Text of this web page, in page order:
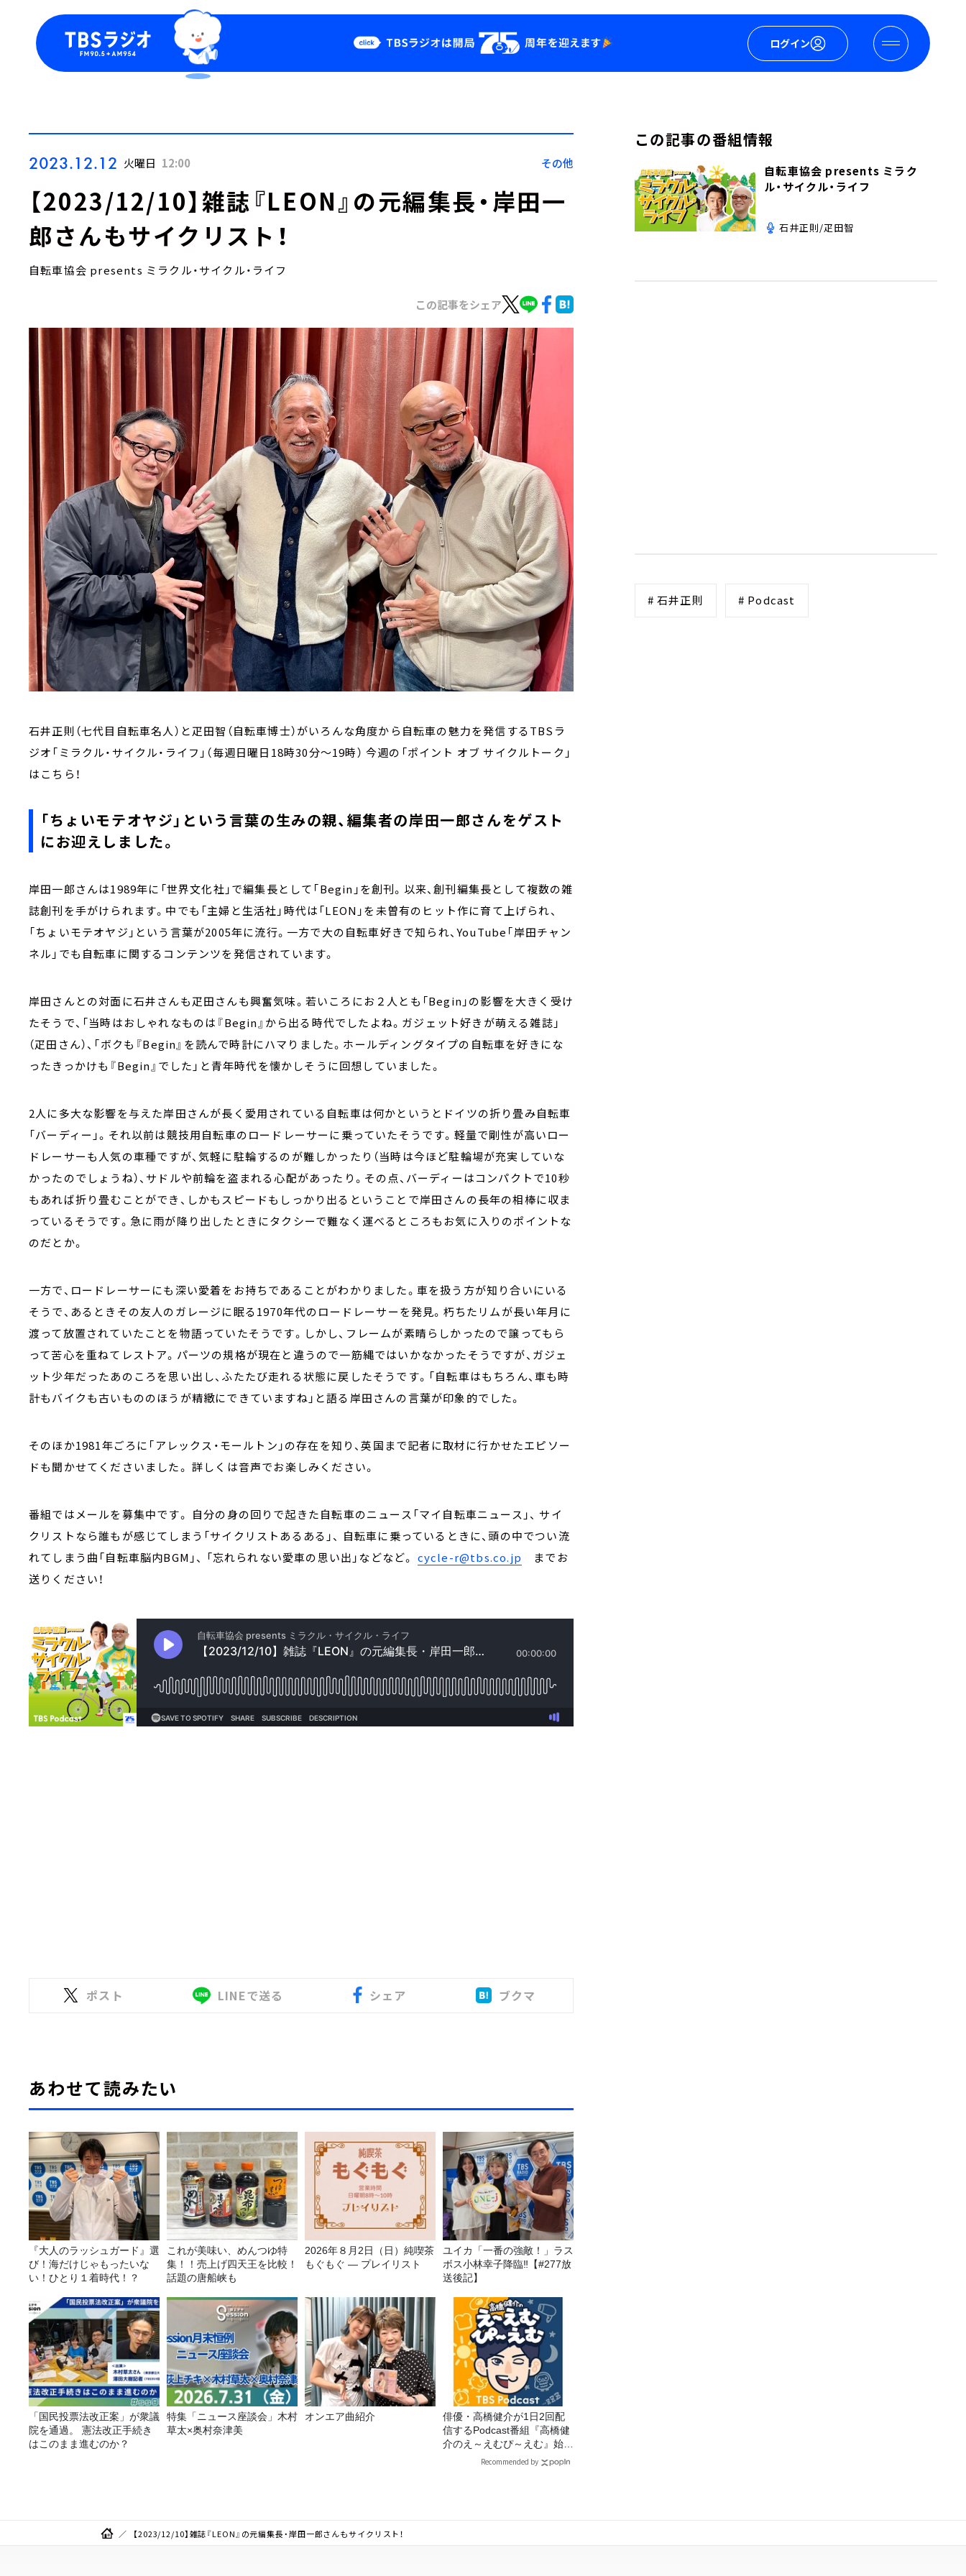
ログイン
Podcast
YouTube
2023.12.12 火曜日 12:00 その他
【2023/12/10】雑誌『LEON』の元編集長・岸田一
郎さんもサイクリスト！
自転車協会 presents ミラクル・サイクル・ライフ
この記事をシェア
石井正則（七代目自転車名人）と疋田智（自転車博士）がいろんな角度から自転車の魅力を発信するTBSラ
ジオ「ミラクル・サイクル・ライフ」（毎週日曜日18時30分～19時） 今週の「ポイント オブ サイクルトーク」
はこちら！
「ちょいモテオヤジ」という言葉の生みの親、編集者の岸田一郎さんをゲスト
にお迎えしました。
岸田一郎さんは1989年に「世界文化社」で編集長として「Begin」を創刊。以来、創刊編集長として複数の雑
誌創刊を手がけられます。中でも「主婦と生活社」時代は「LEON」を未曽有のヒット作に育て上げられ、
「ちょいモテオヤジ」という言葉が2005年に流行。一方で大の自転車好きで知られ、YouTube「岸田チャン
ネル」でも自転車に関するコンテンツを発信されています。
岸田さんとの対面に石井さんも疋田さんも興奮気味。若いころにお２人とも「Begin」の影響を大きく受け
たそうで、「当時はおしゃれなものは『Begin』から出る時代でしたよね。ガジェット好きが萌える雑誌」
（疋田さん）、「ボクも『Begin』を読んで時計にハマりました。ホールディングタイプの自転車を好きにな
ったきっかけも『Begin』でした」と青年時代を懐かしそうに回想していました。
2人に多大な影響を与えた岸田さんが長く愛用されている自転車は何かというとドイツの折り畳み自転車
「バーディー」。それ以前は競技用自転車のロードレーサーに乗っていたそうです。軽量で剛性が高いロー
ドレーサーも人気の車種ですが、気軽に駐輪するのが難しかったり（当時は今ほど駐輪場が充実していな
かったのでしょうね）、サドルや前輪を盗まれる心配があったり。その点、バーディーはコンパクトで10秒
もあれば折り畳むことができ、しかもスピードもしっかり出るということで岸田さんの長年の相棒に収ま
っているそうです。急に雨が降り出したときにタクシーで難なく運べるところもお気に入りのポイントな
のだとか。
一方で、ロードレーサーにも深い愛着をお持ちであることがわかりました。車を扱う方が知り合いにいる
そうで、あるときその友人のガレージに眠る1970年代のロードレーサーを発見。朽ちたリムが長い年月に
渡って放置されていたことを物語っていたそうです。しかし、フレームが素晴らしかったので譲ってもら
って苦心を重ねてレストア。パーツの規格が現在と違うので一筋縄ではいかなかったそうですが、ガジェ
ット少年だったあのころを思い出し、ふたたび走れる状態に戻したそうです。「自転車はもちろん、車も時
計もバイクも古いもののほうが精緻にできていますね」と語る岸田さんの言葉が印象的でした。
そのほか1981年ごろに「アレックス・モールトン」の存在を知り、英国まで記者に取材に行かせたエピソー
ドも聞かせてくださいました。 詳しくは音声でお楽しみください。
番組ではメールを募集中です。 自分の身の回りで起きた自転車のニュース「マイ自転車ニュース」、 サイ
クリストなら誰もが感じてしまう「サイクリストあるある」、 自転車に乗っているときに、頭の中でつい流
れてしまう曲「自転車脳内BGM」、 「忘れられない愛車の思い出」などなど。 cycle-r@tbs.co.jp までお
送りください！
ポスト LINEで送る シェア ブクマ
あわせて読みたい
『大人のラッシュガード』選
び！海だけじゃもったいな
い！ひとり１着時代！？
これが美味い、めんつゆ特
集！！売上げ四天王を比較！
話題の唐船峡も
2026年８月2日（日）純喫茶
もぐもぐ ― プレイリスト
ユイカ「一番の強敵！」ラス
ボス小林幸子降臨‼【#277放
送後記】
「国民投票法改正案」が衆議
院を通過。 憲法改正手続き
はこのまま進むのか？
特集「ニュース座談会」木村
草太×奥村奈津美
オンエア曲紹介
俳優・高橋健介が1日2回配
信するPodcast番組『高橋健
介のえ～えむぴ～えむ』始ま
Recommended by
この記事の番組情報
自転車協会 presents ミラク
ル・サイクル・ライフ
石井正則/疋田智
# 石井正則 # Podcast
【2023/12/10】雑誌『LEON』の元編集長・岸田一郎さんもサイクリスト！